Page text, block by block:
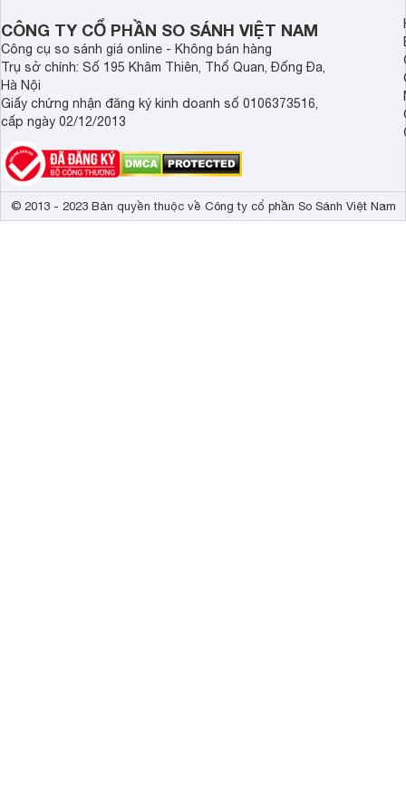
Không đựng đồ quá nặng so với sức chứa có ba lô, cặp, túi
Ba lô, cặp, túi xách nam thật sự rất hữu ích, không chỉ sử
dùng cẩn thận, thuận tiện tìm kiếm và phục vụ việc học
bảo quản balo, cặp, túi xách nam để có thể duy trì được độ
CÔNG TY CỔ PHẦN SO SÁNH VIỆT NAM
Công cụ so sánh giá online - Không bán hàng
Trụ sở chính: Số 195 Khâm Thiên, Thổ Quan, Đống Đa,
Hà Nội
Giấy chứng nhận đăng ký kinh doanh số 0106373516,
cấp ngày 02/12/2013
© 2013 - 2023 Bản quyền thuộc về Công ty cổ phần So Sánh Việt Nam